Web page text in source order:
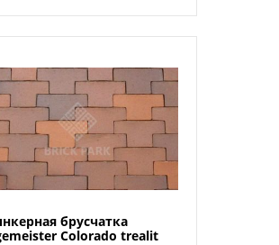
брусчатка
Colorado trealit